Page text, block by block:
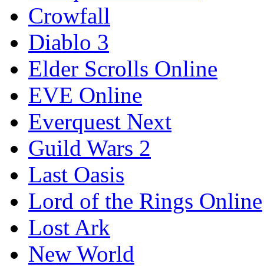
Crowfall
Diablo 3
Elder Scrolls Online
EVE Online
Everquest Next
Guild Wars 2
Last Oasis
Lord of the Rings Online
Lost Ark
New World